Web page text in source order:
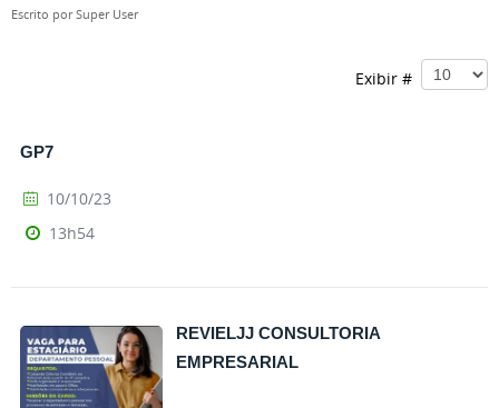
Escrito porSuper User
Exibir #
GP7
10/10/23
13h54
REVIELJJ CONSULTORIA
EMPRESARIAL